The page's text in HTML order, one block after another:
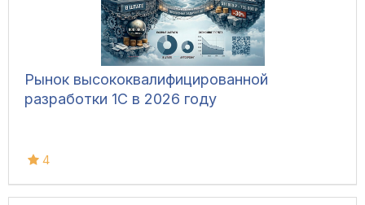
Рынок высококвалифицированной
разработки 1С в 2026 году
4